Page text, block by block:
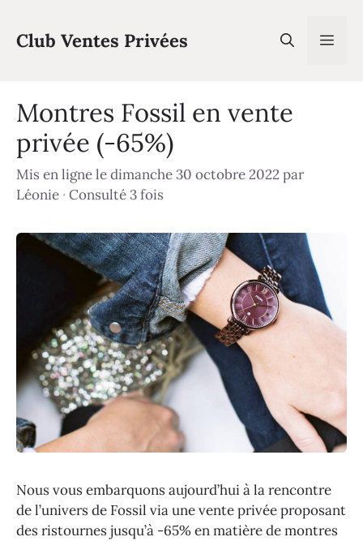
contenu
Club Ventes Privées
Montres Fossil en vente
privée (-65%)
Mis en ligne le dimanche 30 octobre 2022par
Léonie · Consulté 3 fois
Nous vous embarquons aujourd’hui à la rencontre
de l’univers de Fossil via une vente privée proposant
des ristournes jusqu’à -65% en matière de montres